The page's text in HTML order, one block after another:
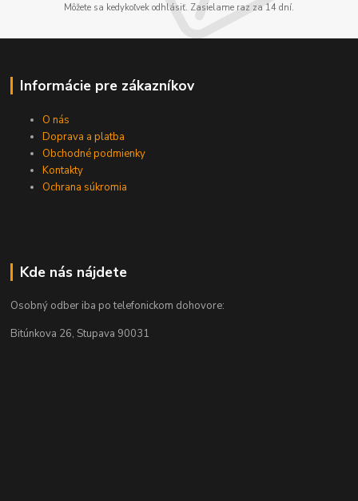
Môžete sa kedykoľvek odhlásiť. Zasielame raz za 14 dní.
Informácie pre zákazníkov
O nás
Doprava a platba
Obchodné podmienky
Kontakty
Ochrana súkromia
Kde nás nájdete
Osobný odber iba po telefonickom dohovore:
Bitúnkova 26, Stupava 90031